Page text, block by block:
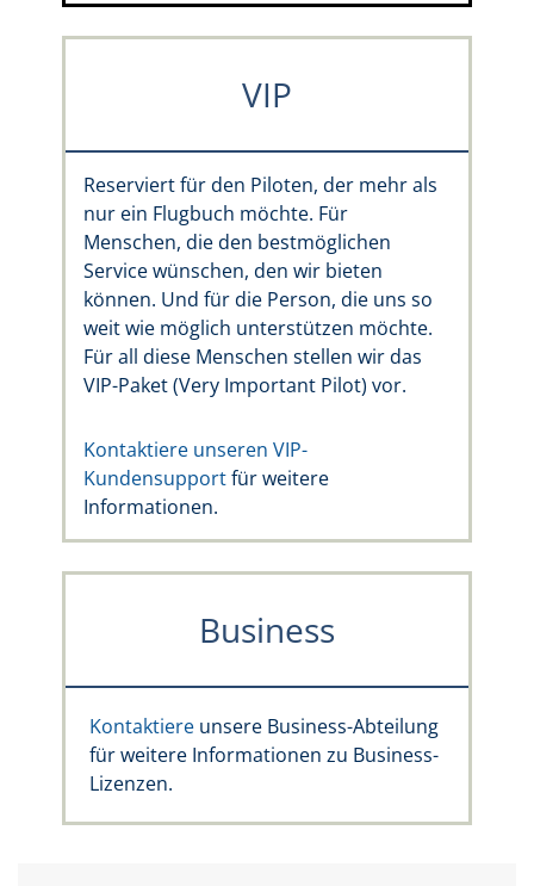
VIP
Reserviert für den Piloten, der mehr als
nur ein Flugbuch möchte. Für
Menschen, die den bestmöglichen
Service wünschen, den wir bieten
können. Und für die Person, die uns so
weit wie möglich unterstützen möchte.
Für all diese Menschen stellen wir das
VIP-Paket (Very Important Pilot) vor.
Kontaktiere unseren VIP-
Kundensupportfür weitere
Informationen.
Business
Kontaktiere unsere Business-Abteilung
für weitere Informationen zu Business-
Lizenzen.